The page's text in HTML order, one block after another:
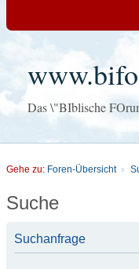
Das \"BIblische
Gehe zu: Foren-Übersicht
Suche
Suchanfrage